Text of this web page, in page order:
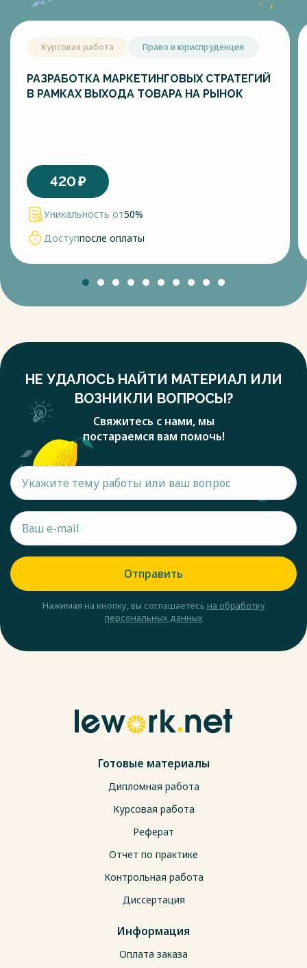
Курсовая работа Право и юриспруденция
РАЗРАБОТКА МАРКЕТИНГОВЫХ СТРАТЕГИЙ
В РАМКАХ ВЫХОДА ТОВАРА НА РЫНОК
420₽
Уникальность от50%
Доступпосле оплаты
НЕ УДАЛОСЬ НАЙТИ МАТЕРИАЛ ИЛИ
ВОЗНИКЛИ ВОПРОСЫ?
Свяжитесь с нами, мы
постараемся вам помочь!
Отправить
Нажимая на кнопку, вы соглашаетесь на обработку
персональных данных
Готовые материалы
Дипломная работа
Курсовая работа
Реферат
Отчет по практике
Контрольная работа
Диссертация
Информация
Оплата заказа